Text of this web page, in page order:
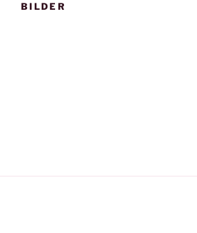
BILDER